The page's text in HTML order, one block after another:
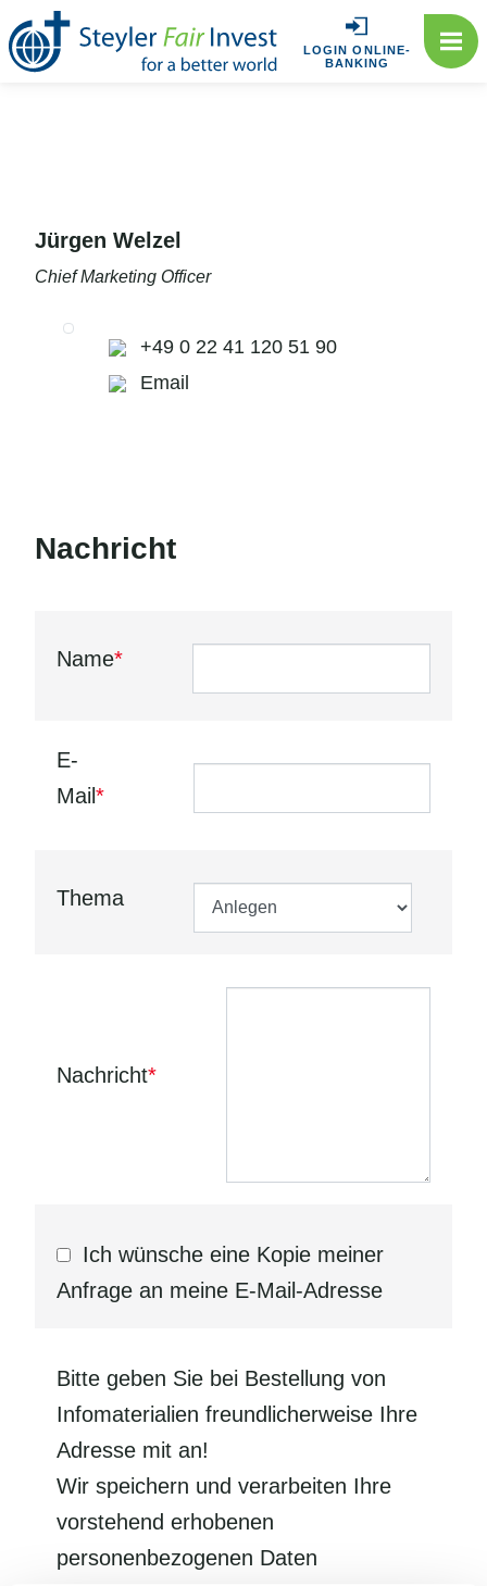
LOGIN ONLINE-
BANKING
Jürgen Welzel
Chief Marketing Officer
+49 0 22 41 120 51 90
Email
Nachricht
Name*
E-
Mail *
Thema
Nachricht*
Ich wünsche eine Kopie meiner
Anfrage an meine E-Mail-Adresse
Bitte geben Sie bei Bestellung von
Infomaterialien freundlicherweise Ihre
Adresse mit an!
Wir speichern und verarbeiten Ihre
vorstehend erhobenen
personenbezogenen Daten